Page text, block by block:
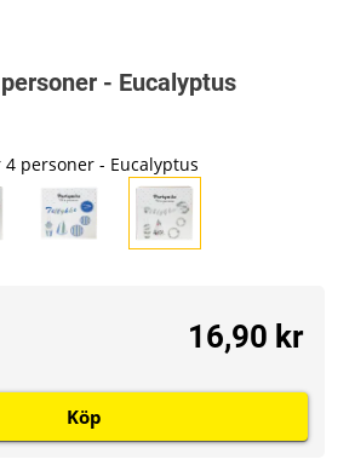
- Eucalyptus
4 personer - Eucalyptus
16,90 kr
Köp